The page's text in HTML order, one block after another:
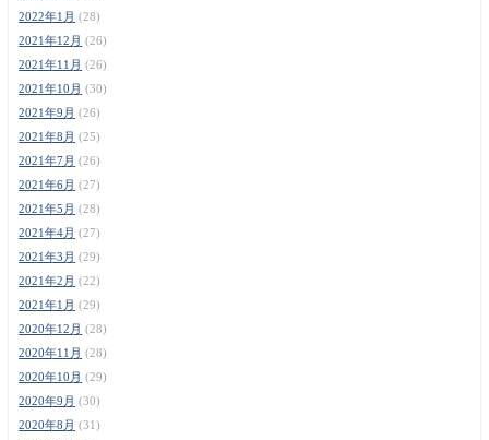
2022年1月 (28)
2021年12月 (26)
2021年11月 (26)
2021年10月 (30)
2021年9月 (26)
2021年8月 (25)
2021年7月 (26)
2021年6月 (27)
2021年5月 (28)
2021年4月 (27)
2021年3月 (29)
2021年2月 (22)
2021年1月 (29)
2020年12月 (28)
2020年11月 (28)
2020年10月 (29)
2020年9月 (30)
2020年8月 (31)